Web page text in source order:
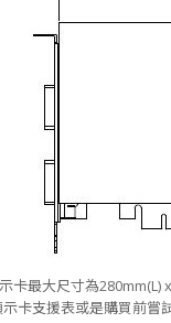
卡最大尺寸為
卡支援表或是購買前嘗